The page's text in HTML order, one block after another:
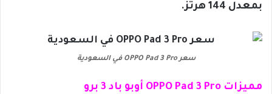
بمعدل 144 هرتز.
سعر OPPO Pad 3 Pro في السعودية
مميزات OPPO Pad 3 Pro أوبو باد 3 برو